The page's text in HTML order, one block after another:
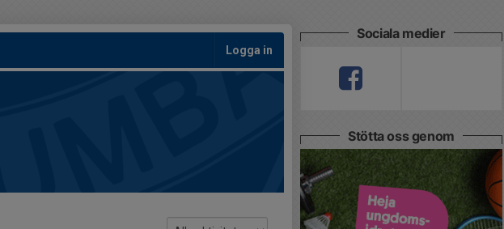
Logga in
Sociala medier
Stötta oss genom